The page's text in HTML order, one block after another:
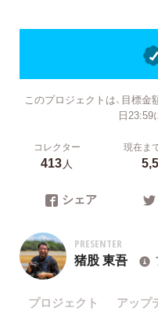
このプロジェクトは、目標金
日23:59
コレクター
413人
現在ま
シェア
PRESENTER
猪股 東吾
プロジェクト アップ